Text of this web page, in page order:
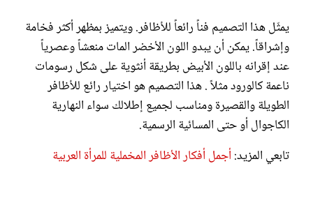
يمثّل هذا التصميم فناً رائعاً للأظافر. ويتميز بمظهر أكثر فخامة
وإشراقاً. يمكن أن يبدو اللون الأخضر المات منعشاً وعصرياً
عند إقرانه باللون الأبيض بطريقة أنثوية على شكل رسومات
ناعمة كالورود مثلاً . هذا التصميم هو اختيار رائع للأظافر
الطويلة والقصيرة ومناسب لجميع إطلالك سواء النهارية
الكاجوال أو حتى المسائية الرسمية.
تابعي المزيد:أجمل أفكار الأظافر المخملية للمرأة العربية